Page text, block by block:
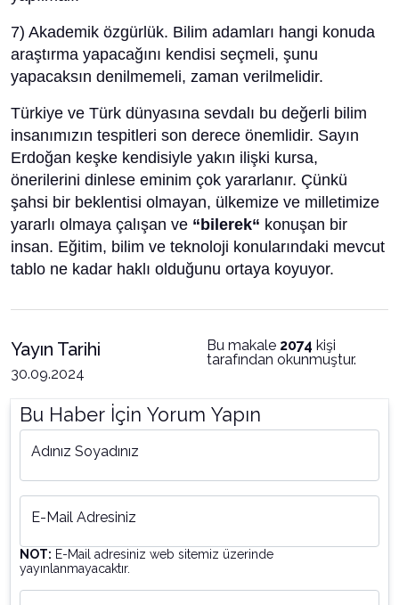
7) Akademik özgürlük. Bilim adamları hangi konuda
araştırma yapacağını kendisi seçmeli, şunu
yapacaksın denilmemeli, zaman verilmelidir.
Türkiye ve Türk dünyasına sevdalı bu değerli bilim
insanımızın tespitleri son derece önemlidir. Sayın
Erdoğan keşke kendisiyle yakın ilişki kursa,
önerilerini dinlese eminim çok yararlanır. Çünkü
şahsi bir beklentisi olmayan, ülkemize ve milletimize
yararlı olmaya çalışan ve “bilerek“ konuşan bir
insan. Eğitim, bilim ve teknoloji konularındaki mevcut
tablo ne kadar haklı olduğunu ortaya koyuyor.
Yayın Tarihi
30.09.2024
Bu makale 2074 kişi
tarafından okunmuştur.
Bu Haber İçin Yorum Yapın
Adınız Soyadınız
E-Mail Adresiniz
NOT: E-Mail adresiniz web sitemiz üzerinde
yayınlanmayacaktır.